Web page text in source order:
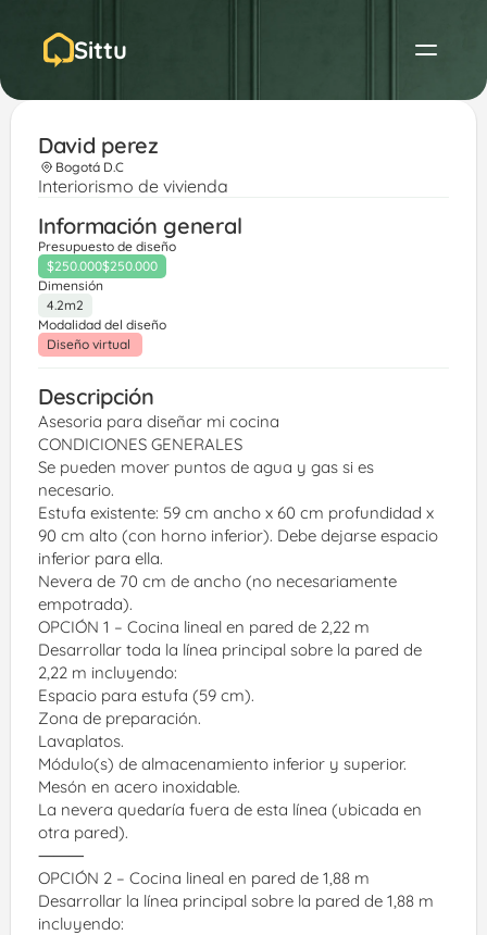
Sittu
David perez
Bogotá D.C
Interiorismo de vivienda
Información general
Presupuesto de diseño
$250.000$250.000
Dimensión
4.2m2
Modalidad del diseño
Diseño virtual
Descripción
Asesoria para diseñar mi cocina
CONDICIONES GENERALES
Se pueden mover puntos de agua y gas si es
necesario.
Estufa existente: 59 cm ancho x 60 cm profundidad x
90 cm alto (con horno inferior). Debe dejarse espacio
inferior para ella.
Nevera de 70 cm de ancho (no necesariamente
empotrada).
OPCIÓN 1 – Cocina lineal en pared de 2,22 m
Desarrollar toda la línea principal sobre la pared de
2,22 m incluyendo:
Espacio para estufa (59 cm).
Zona de preparación.
Lavaplatos.
Módulo(s) de almacenamiento inferior y superior.
Mesón en acero inoxidable.
La nevera quedaría fuera de esta línea (ubicada en
otra pared).
⸻
OPCIÓN 2 – Cocina lineal en pared de 1,88 m
Desarrollar la línea principal sobre la pared de 1,88 m
incluyendo: